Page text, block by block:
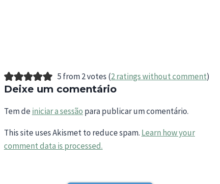
5 from 2 votes (2 ratings without comment)
Deixe um comentário
Tem deiniciar a sessão para publicar um comentário.
This site uses Akismet to reduce spam. Learn how your
comment data is processed.